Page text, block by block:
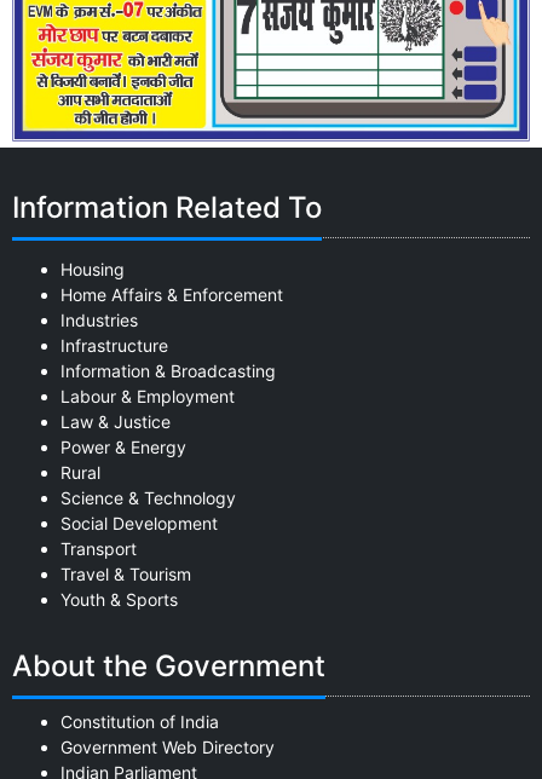
Information Related To
Housing
Home Affairs & Enforcement
Industries
Infrastructure
Information & Broadcasting
Labour & Employment
Law & Justice
Power & Energy
Rural
Science & Technology
Social Development
Transport
Travel & Tourism
Youth & Sports
About the Government
Constitution of India
Government Web Directory